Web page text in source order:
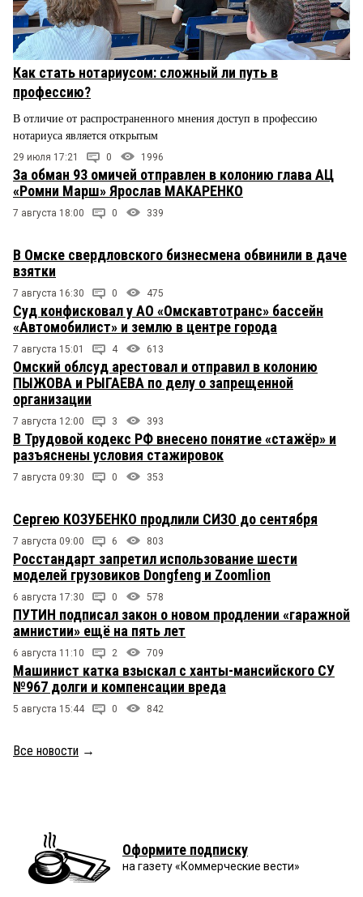
Как стать нотариусом: сложный ли путь в
профессию?
В отличие от распространенного мнения доступ в профессию
нотариуса является открытым
29 июля 17:21 0 1996
За обман 93 омичей отправлен в колонию глава АЦ
«Ромни Марш» Ярослав МАКАРЕНКО
7 августа 18:00 0 339
В Омске свердловского бизнесмена обвинили в даче
взятки
7 августа 16:30 0 475
Суд конфисковал у АО «Омскавтотранс» бассейн
«Автомобилист» и землю в центре города
7 августа 15:01 4 613
Омский облсуд арестовал и отправил в колонию
ПЫЖОВА и РЫГАЕВА по делу о запрещенной
организации
7 августа 12:00 3 393
В Трудовой кодекс РФ внесено понятие «стажёр» и
разъяснены условия стажировок
7 августа 09:30 0 353
Сергею КОЗУБЕНКО продлили СИЗО до сентября
7 августа 09:00 6 803
Росстандарт запретил использование шести
моделей грузовиков Dongfeng и Zoomlion
6 августа 17:30 0 578
ПУТИН подписал закон о новом продлении «гаражной
амнистии» ещё на пять лет
6 августа 11:10 2 709
Машинист катка взыскал с ханты-мансийского СУ
№967 долги и компенсации вреда
5 августа 15:44 0 842
Все новости →
Оформите подписку
на газету «Коммерческие вести»